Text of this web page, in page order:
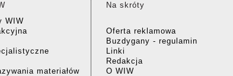
WIW
materiałów
Na skróty
Oferta reklamowa
Buzdygany - regulamin
Linki
Redakcja
O WIW